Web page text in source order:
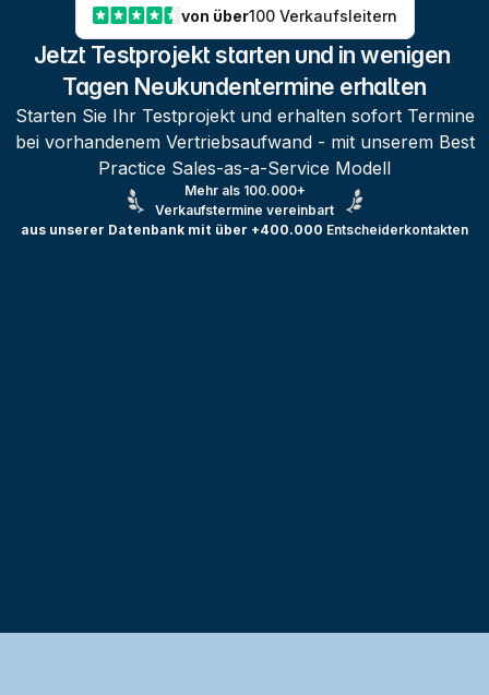
von über100 Verkaufsleitern
Jetzt Testprojekt starten und in wenigen
Tagen Neukundentermine erhalten
Starten Sie Ihr Testprojekt und erhalten sofort Termine
bei vorhandenem Vertriebsaufwand - mit unserem Best
Practice Sales-as-a-Service Modell
Mehr als 100.000+
Verkaufstermine vereinbart
aus unserer Datenbank mit über +400.000 Entscheiderkontakten